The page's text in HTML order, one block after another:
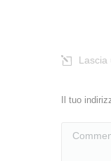
Lascia
Il tuo